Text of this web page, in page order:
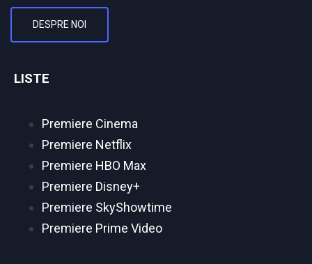
DESPRE NOI
LISTE
Premiere Cinema
Premiere Netflix
Premiere HBO Max
Premiere Disney+
Premiere SkyShowtime
Premiere Prime Video